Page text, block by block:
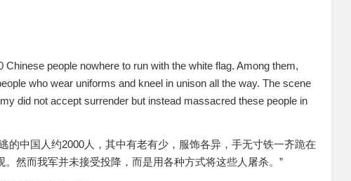
Chinese people nowhere to run with the white flag. Among them,
who wear uniforms and kneel in unison all the way. The scene
did not accept surrender but instead massacred these people in
的中国人约2000人，其中有老有少，服饰各异，手无寸铁一齐跪在
然而我军并未接受投降，而是用各种方式将这些人屠杀。”